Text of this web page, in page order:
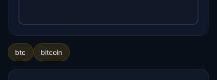
btc bitcoin